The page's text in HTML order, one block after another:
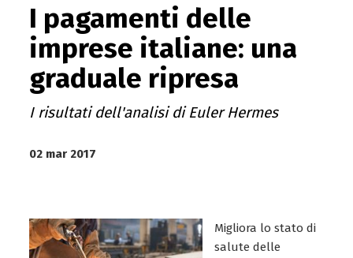
I pagamenti delle
imprese italiane: una
graduale ripresa
I risultati dell'analisi di Euler Hermes
02 mar 2017
Migliora lo stato di
salute delle